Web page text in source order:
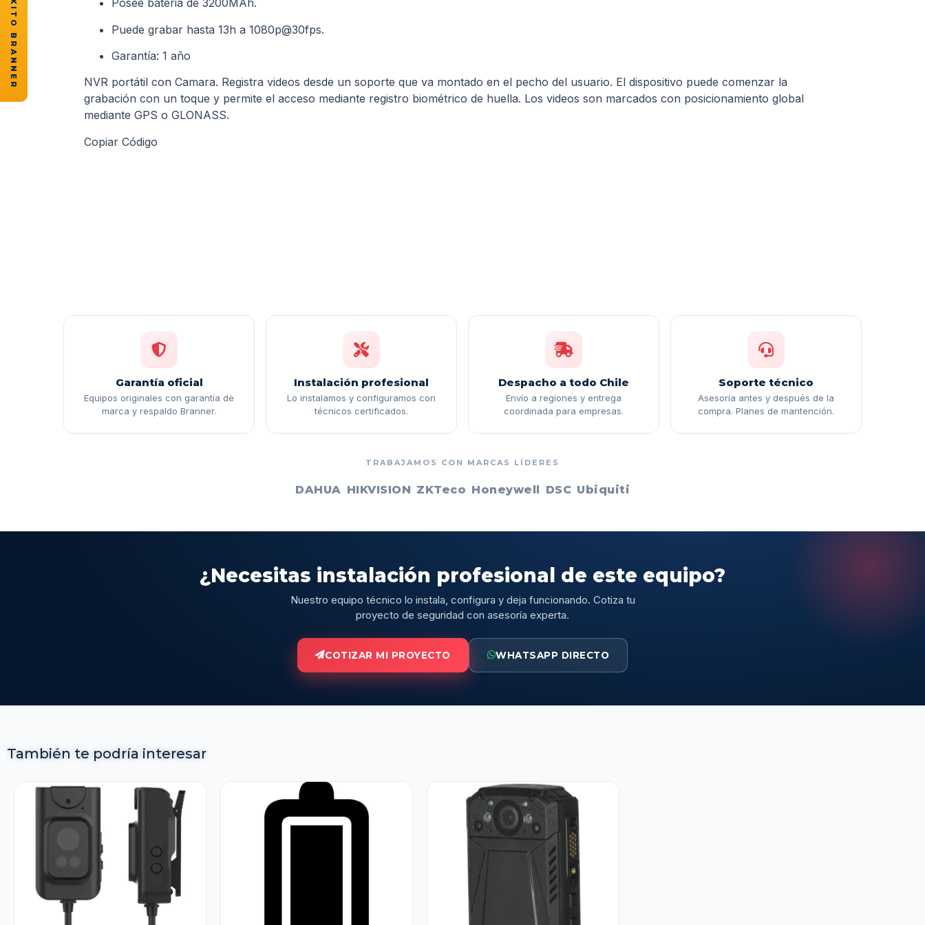
Posee bateria de 3200MAh.
Puede grabar hasta 13h a 1080p@30fps.
Garantía: 1 año
NVR portátil con Camara. Registra videos desde un soporte que va montado en el pecho del usuario. El dispositivo puede comenzar la
grabación con un toque y permite el acceso mediante registro biométrico de huella. Los videos son marcados con posicionamiento global
mediante GPS o GLONASS.
Copiar Código
Garantía oficial
Equipos originales con garantía de
marca y respaldo Branner.
Instalación profesional
Lo instalamos y configuramos con
técnicos certificados.
Despacho a todo Chile
Envío a regiones y entrega
coordinada para empresas.
Soporte técnico
Asesoría antes y después de la
compra. Planes de mantención.
TRABAJAMOS CON MARCAS LÍDERES
DAHUA HIKVISION ZKTeco Honeywell DSC Ubiquiti
¿Necesitas instalación profesional de este equipo?
Nuestro equipo técnico lo instala, configura y deja funcionando. Cotiza tu
proyecto de seguridad con asesoría experta.
COTIZAR MI PROYECTO WHATSAPP DIRECTO
También te podría interesar